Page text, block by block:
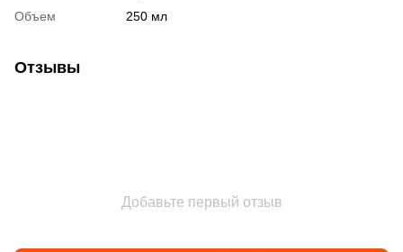
Объем
250 мл
Отзывы
Добавьте первый отзыв